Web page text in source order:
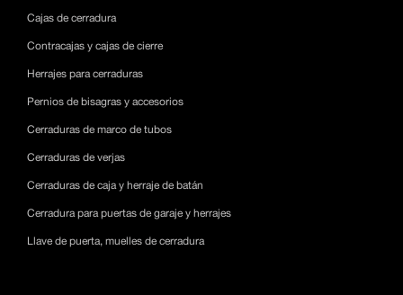
Cajas de cerradura
Contracajas y cajas de cierre
Herrajes para cerraduras
Pernios de bisagras y accesorios
Cerraduras de marco de tubos
Cerraduras de verjas
Cerraduras de caja y herraje de batán
Cerradura para puertas de garaje y herrajes
Llave de puerta, muelles de cerradura